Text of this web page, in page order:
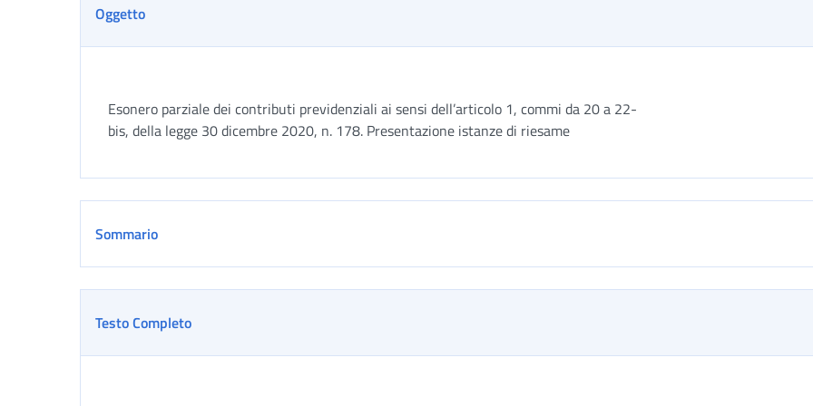
Oggetto
Esonero parziale dei contributi previdenziali ai sensi dell’articolo 1, commi da 20 a 22-
bis, della legge 30 dicembre 2020, n. 178. Presentazione istanze di riesame
Sommario
Testo Completo